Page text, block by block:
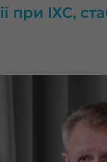
при ІХС,